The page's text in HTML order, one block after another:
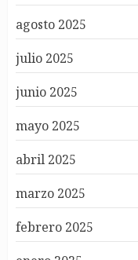
agosto 2025
julio 2025
junio 2025
mayo 2025
abril 2025
marzo 2025
febrero 2025